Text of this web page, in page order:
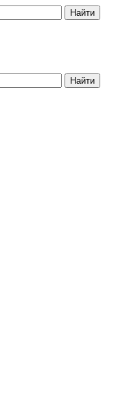
Найти
Найти